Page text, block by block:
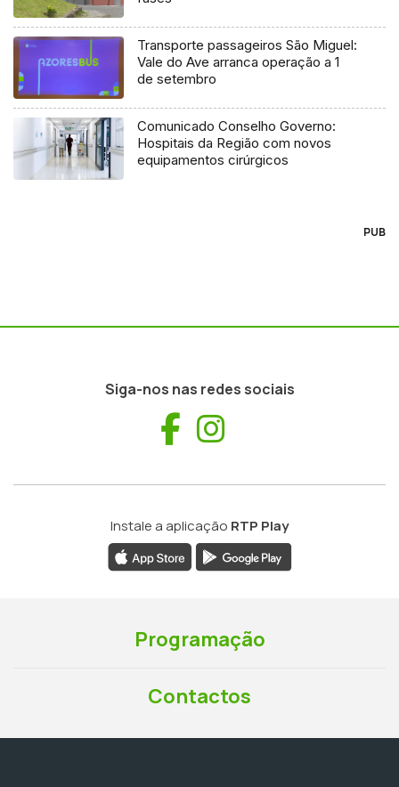
Transporte passageiros São Miguel:
Vale do Ave arranca operação a 1
de setembro
Comunicado Conselho Governo:
Hospitais da Região com novos
equipamentos cirúrgicos
PUB
Siga-nos nas redes sociais
Facebook
Instale a aplicação RTP Play
Programação
Contactos